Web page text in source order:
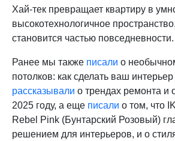
Хай-тек превращает квартиру в
высокотехнологичное
становится частью повседневности.
Ранее мы также писали о
потолков: как сделать ваш
рассказывали о трендах ремонта и
2025 году, а еще писали о том, что
Rebel Pink (Бунтарский Розовый)
решением для интерьеров, и о